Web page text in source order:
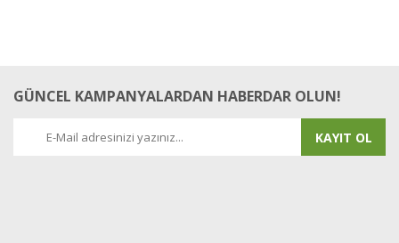
GÜNCEL KAMPANYALARDAN HABERDAR OLUN!
KAYIT OL